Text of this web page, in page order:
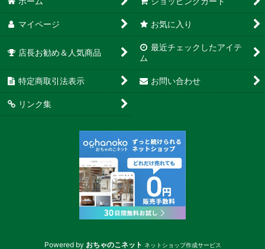
マイページ お気に入り
店長お勧め＆人気商品
最近チェックしたアイテ
ム
特定商取引法表示 お問い合わせ
リンク集
Powered by おちゃのこネット ネットショップ作成サービス